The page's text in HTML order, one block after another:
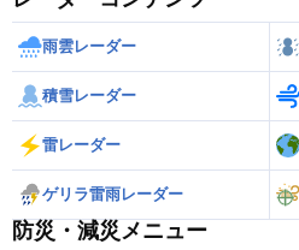
雨雲レーダー
積雪レーダー
雷レーダー
ゲリラ雷雨レーダー
防災・減災メニュー